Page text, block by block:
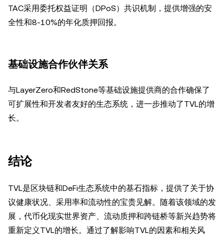
TAC采用委托权益证明（DPoS）共识机制，提供增强的安
全性和8-10%的年化质押回报。
基础设施合作伙伴关系
与LayerZero和RedStone等基础设施提供商的合作确保了
可扩展性和开发者友好的生态系统，进一步推动了TVL的增
长。
结论
TVL是区块链和DeFi生态系统中的基石指标，提供了关于协
议健康状况、采用率和流动性的宝贵见解。随着该领域的发
展，代币化现实世界资产、流动质押和跨链桥等新兴趋势将
重新定义TVL的增长。通过了解影响TVL的因素和相关风